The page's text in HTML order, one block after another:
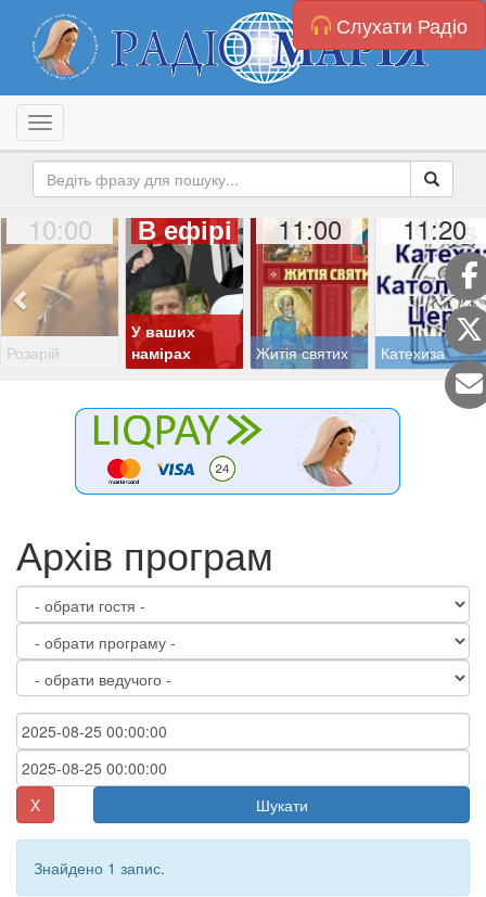
Слухати Радіо
Toggle navigation
10:00
Розарій
В ефірі
У ваших
намірах
11:00
Житія святих
11:20
Катехиза
Архів програм
X Шукати
Знайдено 1 запис.